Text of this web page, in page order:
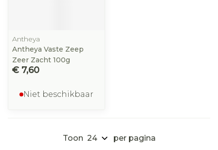
Antheya
Antheya Vaste Zeep
Zeer Zacht 100g
€ 7,60
Niet beschikbaar
Toon per pagina